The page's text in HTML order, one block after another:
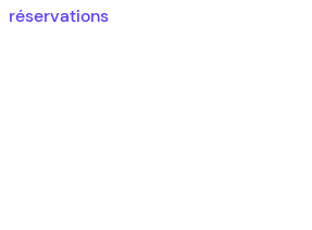
réservations